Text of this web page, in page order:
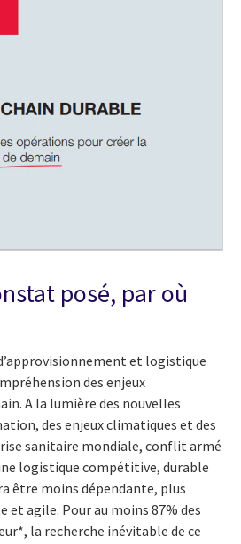
posé, par où
et logistique
des enjeux
A la lumière des nouvelles
des enjeux climatiques et des
sanitaire mondiale, conflit armé
logistique compétitive, durable
être moins dépendante, plus
agile. Pour au moins 87% des
la recherche inévitable de ce